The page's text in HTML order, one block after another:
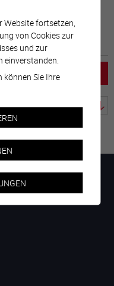
Website fortsetzen,
von Cookies zur
und zur
einverstanden.
können Sie Ihre